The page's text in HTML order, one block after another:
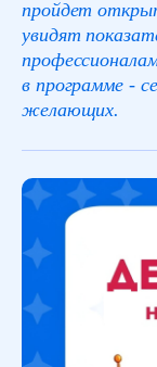
пройдет
увидят
в программе -
желающих.